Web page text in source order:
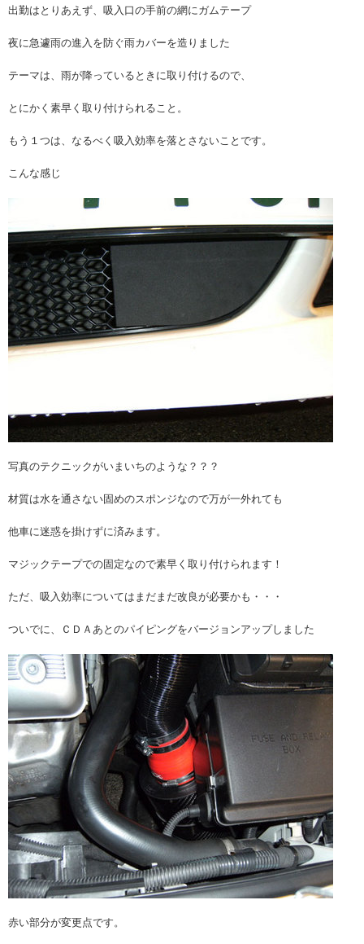
出勤はとりあえず、吸入口の手前の網にガムテープ
夜に急遽雨の進入を防ぐ雨カバーを造りました
テーマは、雨が降っているときに取り付けるので、
とにかく素早く取り付けられること。
もう１つは、なるべく吸入効率を落とさないことです。
こんな感じ
写真のテクニックがいまいちのような？？？
材質は水を通さない固めのスポンジなので万が一外れても
他車に迷惑を掛けずに済みます。
マジックテープでの固定なので素早く取り付けられます！
ただ、吸入効率についてはまだまだ改良が必要かも・・・
ついでに、ＣＤＡあとのパイピングをバージョンアップしました
赤い部分が変更点です。